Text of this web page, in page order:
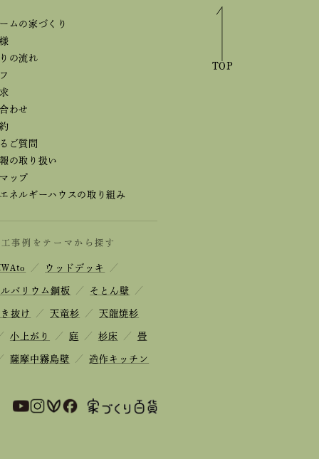
ムの家づくり
の流れ
わせ
ご質問
の取り扱い
ップ
ネルギーハウスの取り組み
事例をテーマから探す
／ ウッドデッキ ／
ルバリウム鋼板 ／ そとん壁 ／
抜け ／ 天竜杉 ／ 天龍焼杉
小上がり ／ 庭 ／ 杉床 ／ 畳
薩摩中霧島壁 ／ 造作キッチン
TOP